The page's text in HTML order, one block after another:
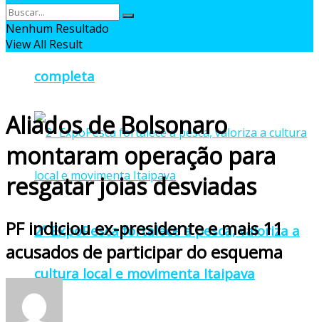
oficial da 27ª Pomitafro com programação
completa
2ª ExpoPesca fortalece a pesca, valoriza a
cultura local e movimenta Itaipava
Nenhum Resultado
View All Result
Aliados de Bolsonaro
montaram operação para
resgatar joias desviadas
PF indiciou ex-presidente e mais 11
acusados de participar do esquema